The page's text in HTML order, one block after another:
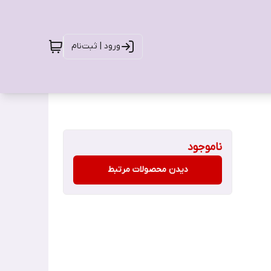
ورود | ثبت‌نام
ناموجود
دیدن محصولات مرتبط